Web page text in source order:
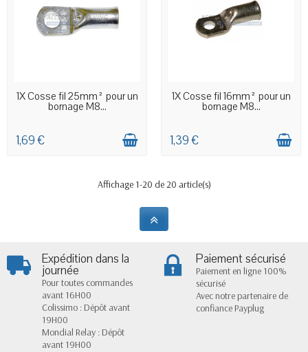
EN STOCK MAGASIN
1X Cosse fil 25mm² pour un
bornage M8...
1,69 €
EN STOCK MAGASIN
1X Cosse fil 16mm² pour un
bornage M8...
1,39 €
Affichage 1-20 de 20 article(s)
Expédition dans la
journée
Pour toutes commandes
avant 16H00
Colissimo : Dépôt avant
19H00
Mondial Relay : Dépôt
avant 19H00
Paiement sécurisé
Paiement en ligne 100%
sécurisé
Avec notre partenaire de
confiance Payplug